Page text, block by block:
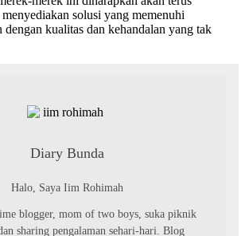
solusi yang memenuhi
dengan kualitas dan kehandalan yang tak
Diary Bunda
Halo, Saya Iim Rohimah
blogger, mom of two boys, suka piknik
sharing pengalaman sehari-hari. Blog